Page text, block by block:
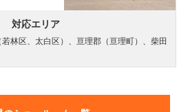
対応エリア
林区、太白区）、亘理郡（亘理町）、柴田